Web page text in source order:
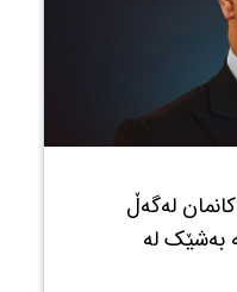
لەگەڵ
بەشێک لە